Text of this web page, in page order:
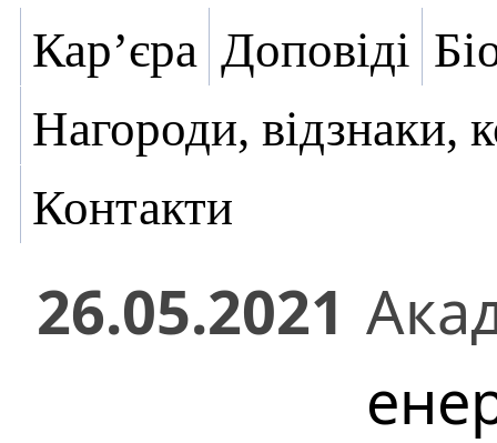
Кар’єра Доповіді
Нагороди, відзнаки,
Контакти
26.05.2021